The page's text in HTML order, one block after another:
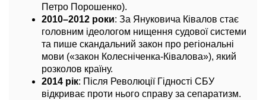
Петро Порошенко).
2010–2012 роки: За Януковича Ківалов стає
головним ідеологом нищення судової системи
та пише скандальний закон про регіональні
мови («закон Колесніченка-Ківалова»), який
розколов країну.
2014 рік: Після Революції Гідності СБУ
відкриває проти нього справу за сепаратизм.